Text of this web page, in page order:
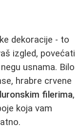
dekoracije - to
izgled, povećati
usnama. Bilo
hrabre crvene
filerima,
koja vam